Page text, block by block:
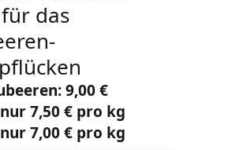
das
9,00 €
7,50 € pro kg
7,00 € pro kg